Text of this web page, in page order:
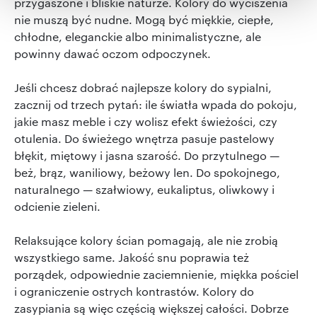
Wykorzystujemy pliki cookie do spersonalizowania treści
i reklam, aby oferować funkcje społecznościowe i
analizować ruch w naszej witrynie. Informacje o tym, jak
korzystasz z naszej witryny, udostępniamy partnerom
Partnerzy mogą połączyć te informacje z innymi danymi
otrzymanymi od Ciebie lub uzyskanymi podczas
korzystania z ich usług.
nie muszą być nudne. Mogą być miękkie, ciepłe,
chłodne, eleganckie albo minimalistyczne, ale
powinny dawać oczom odpoczynek.
Jeśli chcesz dobrać najlepsze kolory do sypialni,
zacznij od trzech pytań: ile światła wpada do pokoju,
jakie masz meble i czy wolisz efekt świeżości, czy
otulenia. Do świeżego wnętrza pasuje pastelowy
błękit, miętowy i jasna szarość. Do przytulnego —
beż, brąz, waniliowy, beżowy len. Do spokojnego,
naturalnego — szałwiowy, eukaliptus, oliwkowy i
odcienie zieleni.
Relaksujące kolory ścian pomagają, ale nie zrobią
wszystkiego same. Jakość snu poprawia też
porządek, odpowiednie zaciemnienie, miękka pościel
i ograniczenie ostrych kontrastów. Kolory do
zasypiania są więc częścią większej całości. Dobrze